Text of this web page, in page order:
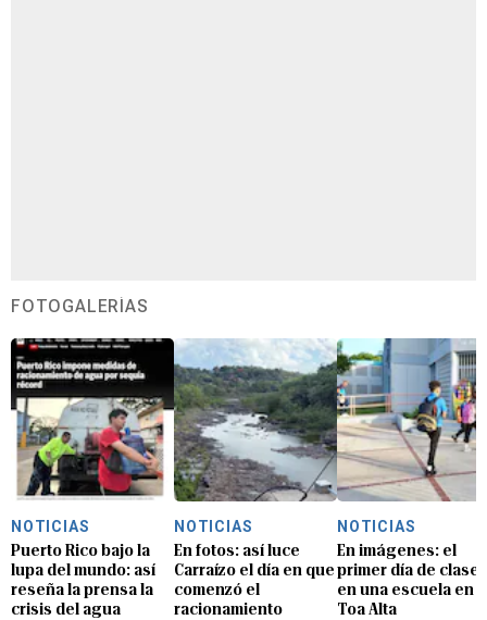
FOTOGALERÍAS
NOTICIAS
Puerto Rico bajo la
lupa del mundo: así
reseña la prensa la
crisis del agua
NOTICIAS
En fotos: así luce
Carraízo el día en que
comenzó el
racionamiento
NOTICIAS
En imágenes: el
primer día de clases
en una escuela en
Toa Alta